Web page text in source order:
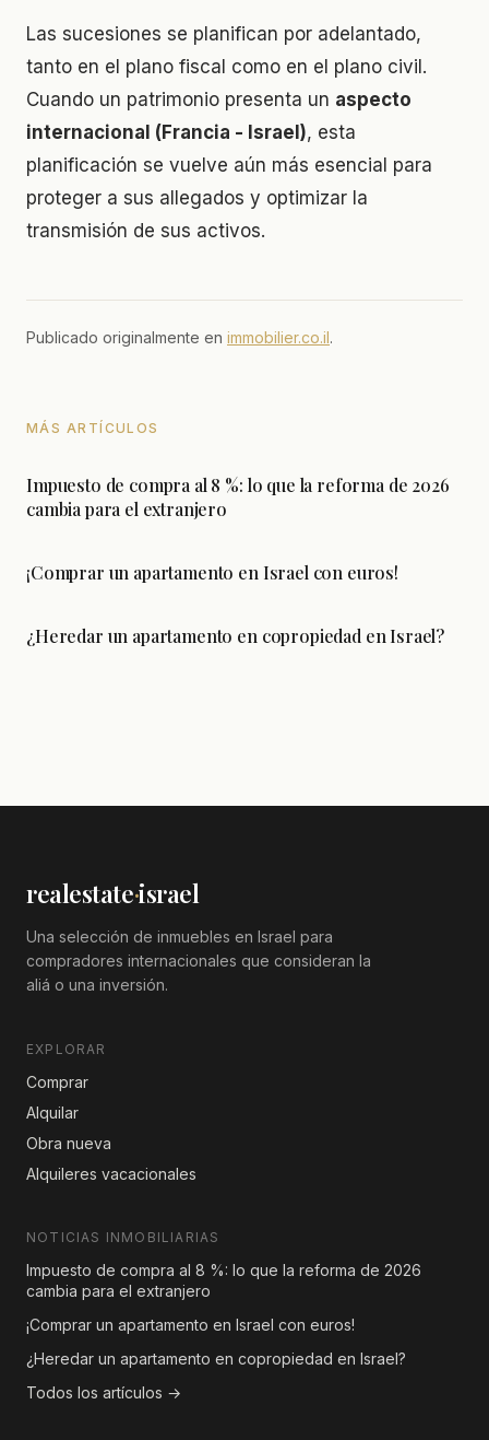
Las sucesiones se planifican por adelantado,
tanto en el plano fiscal como en el plano civil.
Cuando un patrimonio presenta un aspecto
internacional (Francia - Israel), esta
planificación se vuelve aún más esencial para
proteger a sus allegados y optimizar la
transmisión de sus activos.
Publicado originalmente en immobilier.co.il.
MÁS ARTÍCULOS
Impuesto de compra al 8 %: lo que la reforma de 2026
cambia para el extranjero
¡Comprar un apartamento en Israel con euros!
¿Heredar un apartamento en copropiedad en Israel?
realestate·israel
Una selección de inmuebles en Israel para
compradores internacionales que consideran la
aliá o una inversión.
EXPLORAR
Comprar
Alquilar
Obra nueva
Alquileres vacacionales
NOTICIAS INMOBILIARIAS
Impuesto de compra al 8 %: lo que la reforma de 2026
cambia para el extranjero
¡Comprar un apartamento en Israel con euros!
¿Heredar un apartamento en copropiedad en Israel?
Todos los artículos →